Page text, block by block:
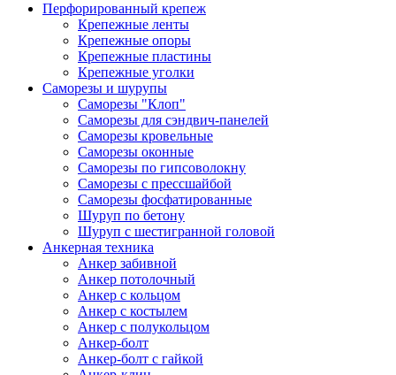
Перфорированный крепеж
Крепежные ленты
Крепежные опоры
Крепежные пластины
Крепежные уголки
Саморезы и шурупы
Саморезы "Клоп"
Саморезы для сэндвич-панелей
Саморезы кровельные
Саморезы оконные
Саморезы по гипсоволокну
Саморезы с прессшайбой
Саморезы фосфатированные
Шуруп по бетону
Шуруп с шестигранной головой
Анкерная техника
Анкер забивной
Анкер потолочный
Анкер с кольцом
Анкер с костылем
Анкер с полукольцом
Анкер-болт
Анкер-болт с гайкой